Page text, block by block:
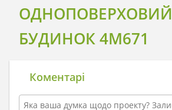
ОДНОПОВЕРХОВИЙ
БУДИНОК 4M671
Коментарі